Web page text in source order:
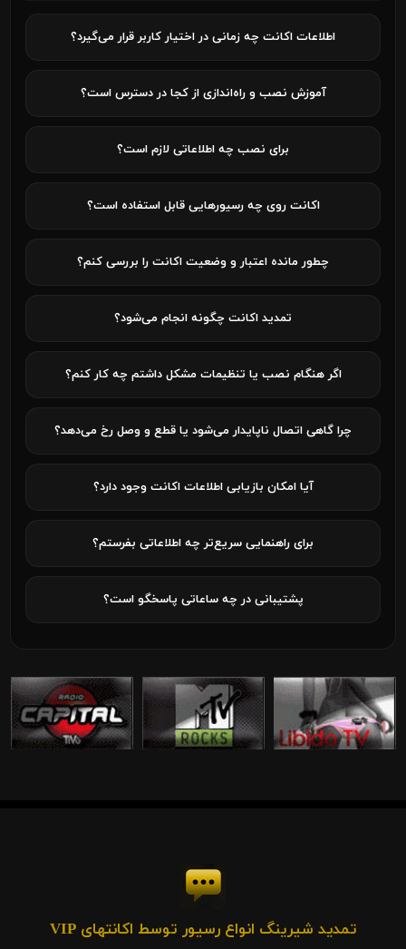
اطلاعات اکانت چه زمانی در اختیار کاربر قرار می‌گیرد؟
آموزش نصب و راه‌اندازی از کجا در دسترس است؟
برای نصب چه اطلاعاتی لازم است؟
اکانت روی چه رسیورهایی قابل استفاده است؟
چطور مانده اعتبار و وضعیت اکانت را بررسی کنم؟
تمدید اکانت چگونه انجام می‌شود؟
اگر هنگام نصب یا تنظیمات مشکل داشتم چه کار کنم؟
چرا گاهی اتصال ناپایدار می‌شود یا قطع و وصل رخ می‌دهد؟
آیا امکان بازیابی اطلاعات اکانت وجود دارد؟
برای راهنمایی سریع‌تر چه اطلاعاتی بفرستم؟
پشتیبانی در چه ساعاتی پاسخگو است؟
تمدید شیرینگ انواع رسیور توسط اکانتهای VIP